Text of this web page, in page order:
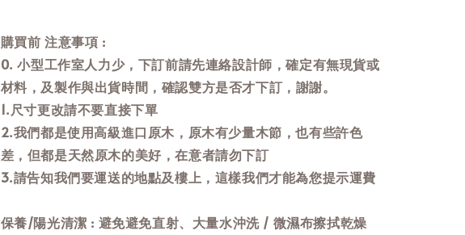
購買前 注意事項 :
0. 小型工作室人力少，下訂前請先連絡設計師，確定有無現貨或
材料，及製作與出貨時間，確認雙方是否才下訂，謝謝。
1.尺寸更改請不要直接下單
2.我們都是使用高級進口原木，原木有少量木節，也有些許色
差，但都是天然原木的美好，在意者請勿下訂
3.請告知我們要運送的地點及樓上，這樣我們才能為您提示運費
保養/陽光清潔 : 避免避免直射、大量水沖洗 / 微濕布擦拭乾燥